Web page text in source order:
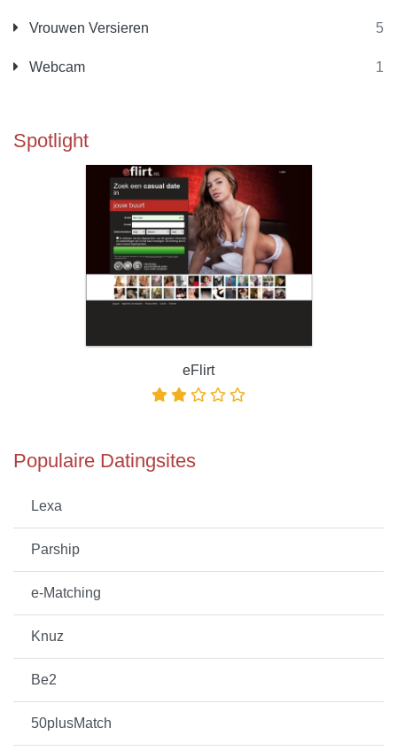
Vrouwen Versieren 5
Webcam 1
Spotlight
eFlirt
Populaire Datingsites
Lexa
Parship
e-Matching
Knuz
Be2
50plusMatch